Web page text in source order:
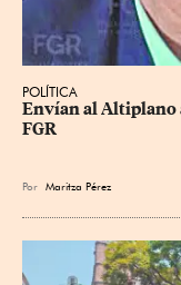
POLÍTICA
Envían al Altiplano
FGR
Por Maritza Pérez